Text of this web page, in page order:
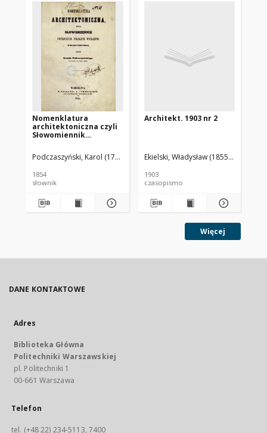
Nomenklatura
architektoniczna czyli
Słowomiennik
wyrazów
Podczaszyński, Karol (1790-1860)
1854
słownik
Architekt. 1903 nr 2
Ekielski, Władysław (1855-1927). Red.
1903
czasopismo
Więcej
DANE KONTAKTOWE
Adres
Biblioteka Główna
Politechniki Warszawskiej
pl. Politechniki 1
00-661 Warszawa
Telefon
tel. (+48 22) 234-5113, 7400